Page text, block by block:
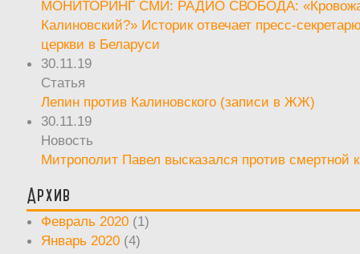
МОНИТОРИНГ СМИ: РАДИО СВОБОДА:
Калиновский?» Историк отвечает пресс-
церкви в Беларуси
30.11.19
Статья
Лепин против Калиновского (записи в ЖЖ)
30.11.19
Новость
Митрополит Павел высказался против смертной
Архив
Февраль 2020 (1)
Январь 2020 (4)